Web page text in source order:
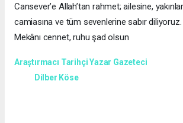
Cansever’e Allah’tan rahmet; ailesine,
camiasına ve tüm sevenlerine sabır diliyoruz.
Mekânı cennet, ruhu şad olsun
Araştırmacı Tarihçi Yazar Gazeteci
Dilber Köse